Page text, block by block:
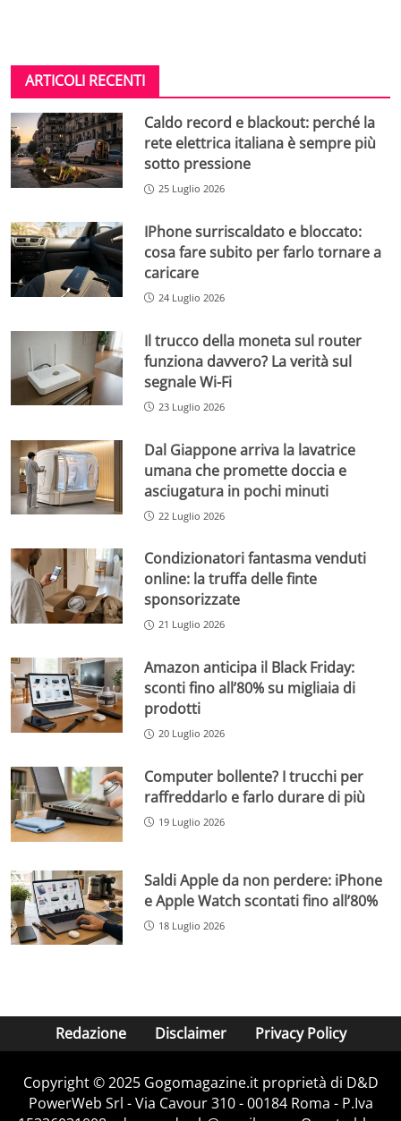
ARTICOLI RECENTI
Caldo record e blackout: perché la
rete elettrica italiana è sempre più
sotto pressione
25 Luglio 2026
IPhone surriscaldato e bloccato:
cosa fare subito per farlo tornare a
caricare
24 Luglio 2026
Il trucco della moneta sul router
funziona davvero? La verità sul
segnale Wi-Fi
23 Luglio 2026
Dal Giappone arriva la lavatrice
umana che promette doccia e
asciugatura in pochi minuti
22 Luglio 2026
Condizionatori fantasma venduti
online: la truffa delle finte
sponsorizzate
21 Luglio 2026
Amazon anticipa il Black Friday:
sconti fino all’80% su migliaia di
prodotti
20 Luglio 2026
Computer bollente? I trucchi per
raffreddarlo e farlo durare di più
19 Luglio 2026
Saldi Apple da non perdere: iPhone
e Apple Watch scontati fino all’80%
18 Luglio 2026
Redazione Disclaimer Privacy Policy
Copyright © 2025 Gogomagazine.it proprietà di D&D
PowerWeb Srl - Via Cavour 310 - 00184 Roma - P.Iva